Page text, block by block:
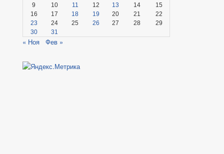
9
10 11 12 13 14
15
16
17 18 19 20 21
22
23
24 25 26 27 28
29
30
31
« Ноя Фев »